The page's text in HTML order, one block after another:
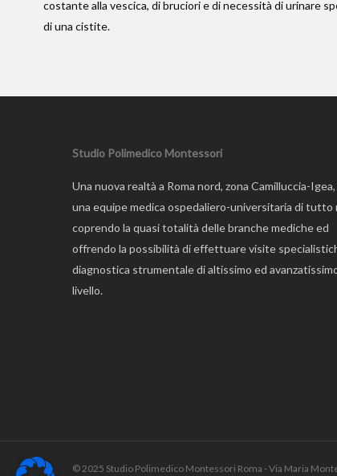
costante alla vescica, di bruciori e di necessità di urinare
di una cistite.
Studio Polimedico Montessori
Una nuova realtà a Roma nord, zona Camilluccia-
una equipe medica ospedaliero-universitaria di tutto
coprendo la quasi totalità delle branche mediche ed
offrendo la possibilità di effettuare visite
diagnostica strumentale di altissimo ed
livello.
© 2025 Studio Polimedico Montessori Roma - Via Maria